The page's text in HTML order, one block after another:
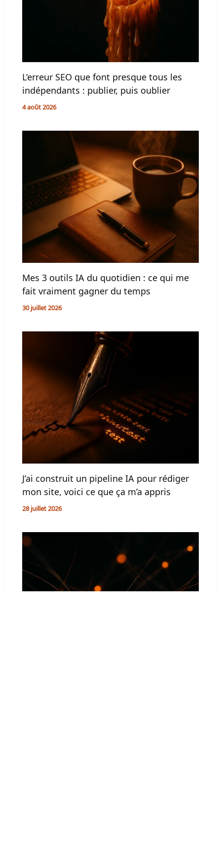
L’erreur SEO que font presque tous les
indépendants : publier, puis oublier
4 août 2026
Mes 3 outils IA du quotidien : ce qui me
fait vraiment gagner du temps
30 juillet 2026
J’ai construit un pipeline IA pour rédiger
mon site, voici ce que ça m’a appris
28 juillet 2026